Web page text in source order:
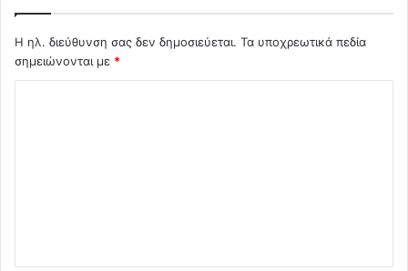
Η ηλ. διεύθυνση σας δεν δημοσιεύεται. Τα υποχρεωτικά πεδία
σημειώνονται με *